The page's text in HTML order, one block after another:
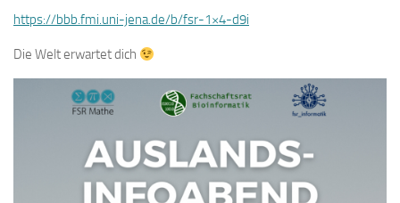
https://bbb.fmi.uni-jena.de/b/fsr-1×4-d9i
Die Welt erwartet dich